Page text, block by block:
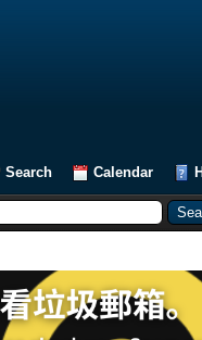
Search Calendar